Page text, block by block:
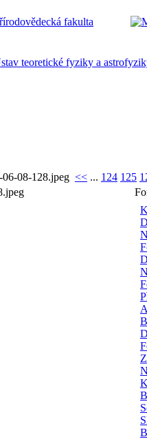
06-08-128.jpeg << ... 124 125